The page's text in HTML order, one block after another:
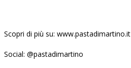
Scopri di più su: www.pastadimartino.it
Social: @pastadimartino